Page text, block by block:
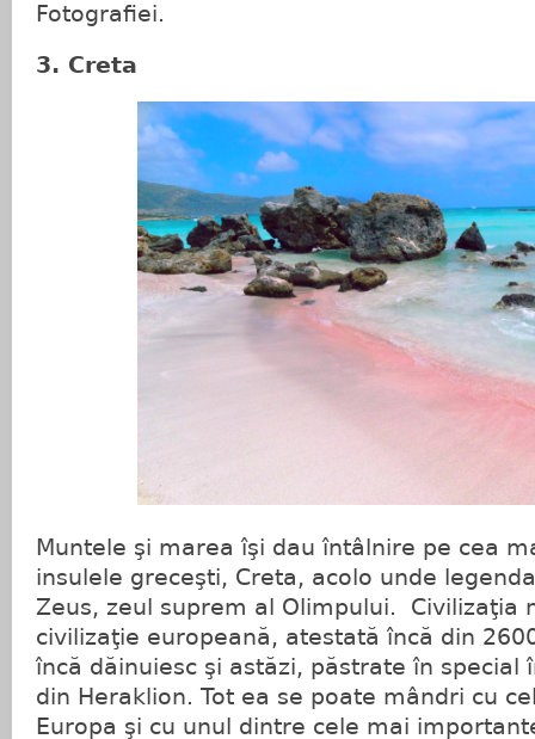
Fotografiei.
3. Creta
Muntele şi marea îşi dau întâlnire pe cea
insulele greceşti, Creta, acolo unde
Zeus, zeul suprem al Olimpului. Civilizaţia
civilizaţie europeană, atestată încă din
încă dăinuiesc şi astăzi, păstrate în special
din Heraklion. Tot ea se poate mândri cu
Europa şi cu unul dintre cele mai